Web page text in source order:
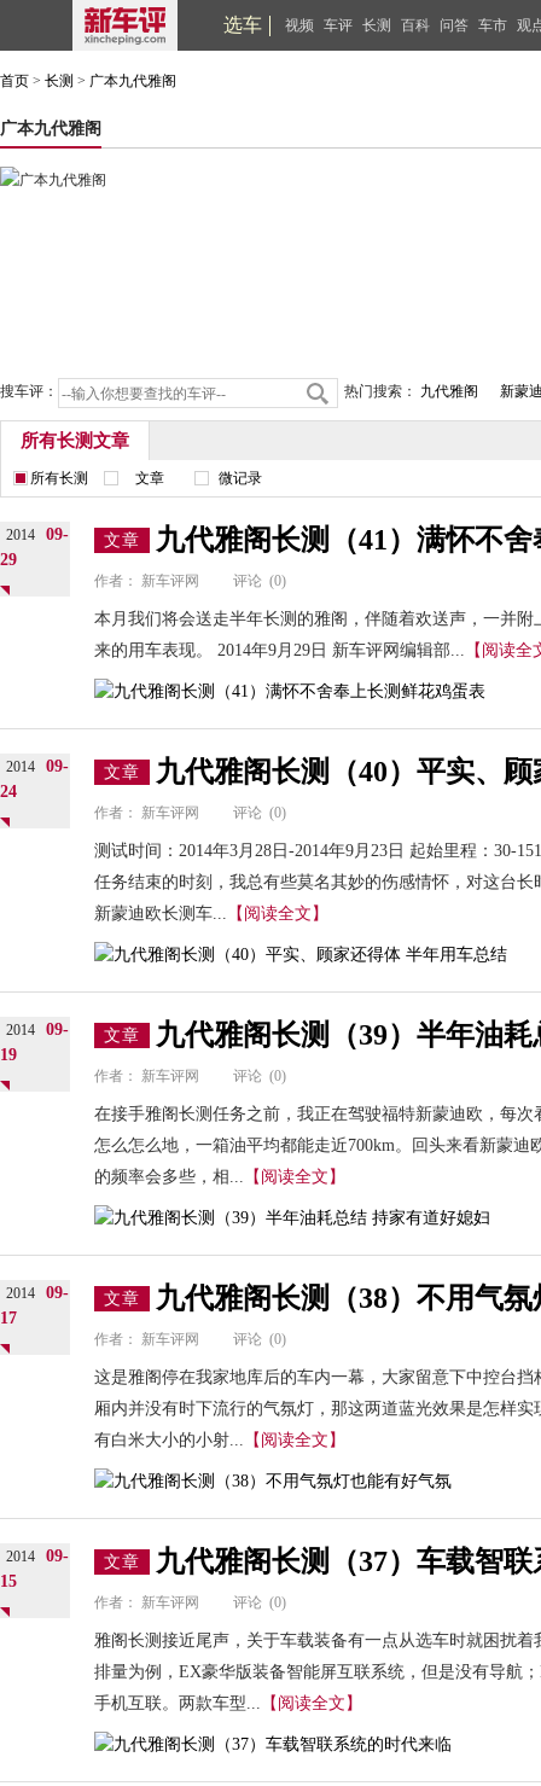
选车 视频 车评 长测 百科 问答 车市 观
首页 > 长测 > 广本九代雅阁
广本九代雅阁
搜车评： 热门搜索： 九代雅阁 新蒙
所有长测文章
所有长测 文章 微记录
2014
09-
29
文章 九代雅阁长测（41）满怀不
作者： 新车评网 评论 (0)
本月我们将会送走半年长测的雅阁，伴随着欢送声，一并
来的用车表现。 2014年9月29日 新车评网编辑部... 【阅读全
2014
09-
24
文章 九代雅阁长测（40）平实、
作者： 新车评网 评论 (0)
测试时间：2014年3月28日-2014年9月23日 起始里程：30-
任务结束的时刻，我总有些莫名其妙的伤感情怀，对这台
新蒙迪欧长测车... 【阅读全文】
2014
09-
19
文章 九代雅阁长测（39）半年油
作者： 新车评网 评论 (0)
在接手雅阁长测任务之前，我正在驾驶福特新蒙迪欧，每
怎么怎么地，一箱油平均都能走近700km。回头来看新蒙
的频率会多些，相... 【阅读全文】
2014
09-
17
文章 九代雅阁长测（38）不用气
作者： 新车评网 评论 (0)
这是雅阁停在我家地库后的车内一幕，大家留意下中控台
厢内并没有时下流行的气氛灯，那这两道蓝光效果是怎样
有白米大小的小射... 【阅读全文】
2014
09-
15
文章 九代雅阁长测（37）车载智
作者： 新车评网 评论 (0)
雅阁长测接近尾声，关于车载装备有一点从选车时就困扰
排量为例，EX豪华版装备智能屏互联系统，但是没有导航
手机互联。两款车型... 【阅读全文】